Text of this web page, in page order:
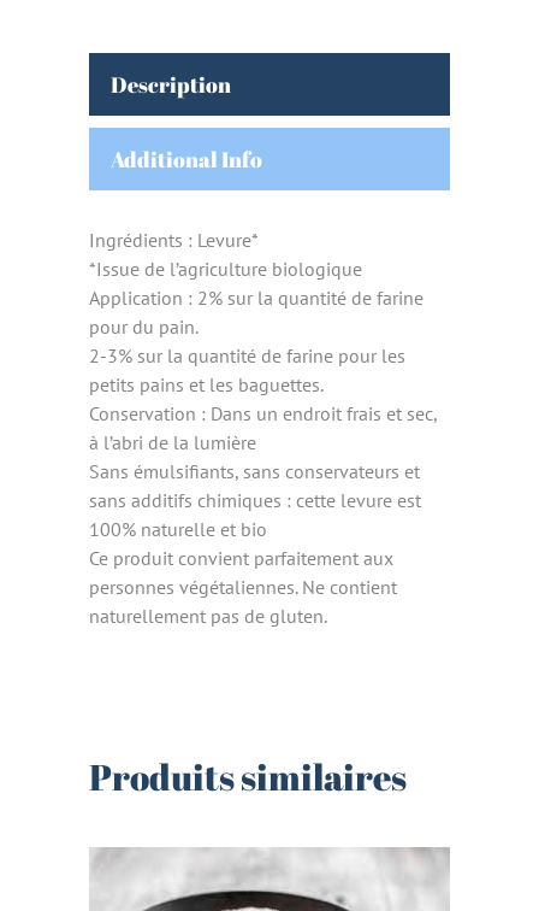
Description
Additional Info
Ingrédients : Levure*
*Issue de l’agriculture biologique
Application : 2% sur la quantité de farine
pour du pain.
2-3% sur la quantité de farine pour les
petits pains et les baguettes.
Conservation : Dans un endroit frais et sec,
à l’abri de la lumière
Sans émulsifiants, sans conservateurs et
sans additifs chimiques : cette levure est
100% naturelle et bio
Ce produit convient parfaitement aux
personnes végétaliennes. Ne contient
naturellement pas de gluten.
Produits similaires